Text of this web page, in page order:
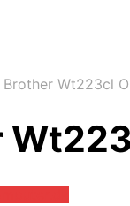
Brother Wt223cl